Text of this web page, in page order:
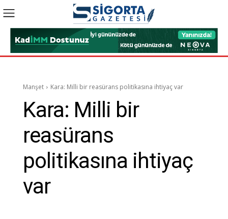
Manşet Kara: Milli bir reasürans politikasına ihtiyaç var
Kara: Milli bir
reasürans
politikasına ihtiyaç
var